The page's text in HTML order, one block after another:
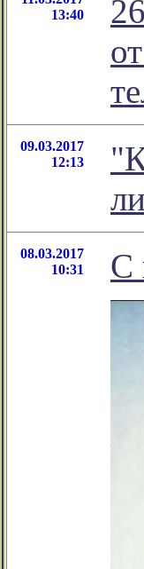
13:40
09.03.2017
12:13
08.03.2017
10:31
С